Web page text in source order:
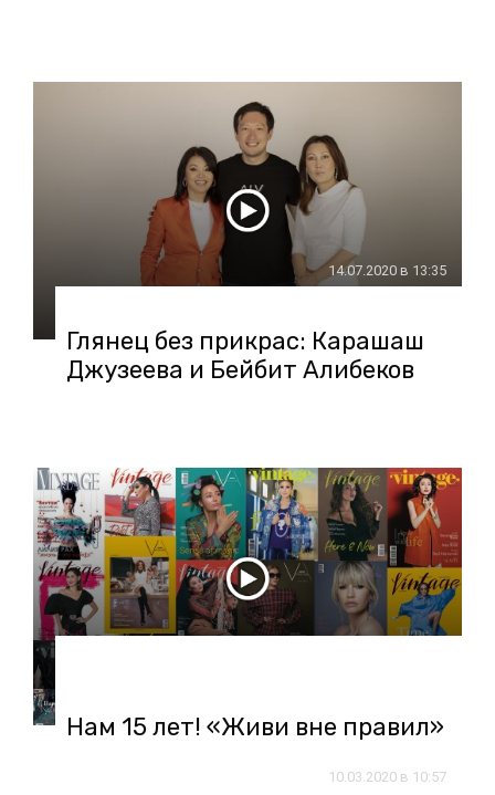
14.07.2020 в 13:35
Глянец без прикрас: Карашаш
Джузеева и Бейбит Алибеков
Нам 15 лет! «Живи вне правил»
10.03.2020 в 10:57